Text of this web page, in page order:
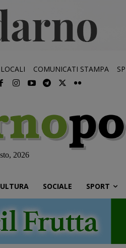
COMUNICATI STAMPA
2026
SOCIALE SPORT